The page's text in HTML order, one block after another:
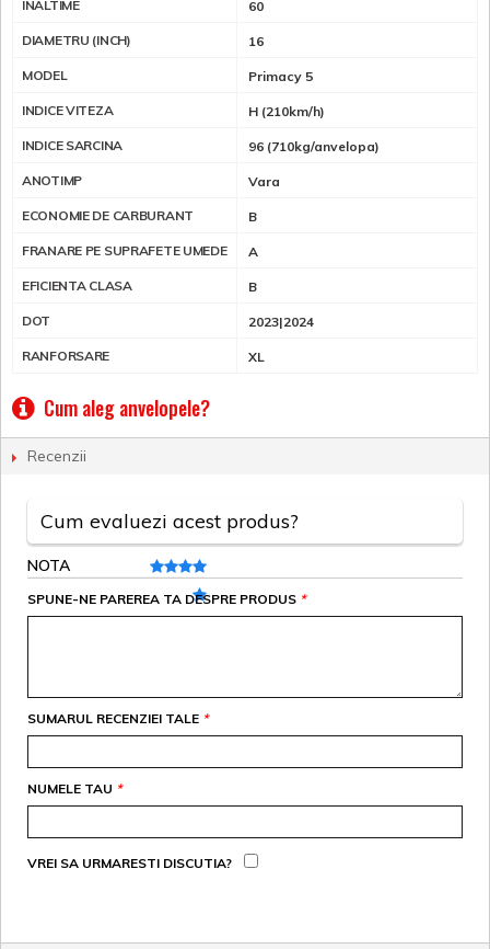
INALTIME 60
DIAMETRU (INCH) 16
MODEL Primacy 5
INDICE VITEZA H (210km/h)
INDICE SARCINA 96 (710kg/anvelopa)
ANOTIMP Vara
ECONOMIE DE CARBURANT B
FRANARE PE SUPRAFETE UMEDE A
EFICIENTA CLASA B
DOT 2023|2024
RANFORSARE XL
Cum aleg anvelopele?
Recenzii
Cum evaluezi acest produs?
NOTA
*
SPUNE-NE PAREREA TA DESPRE PRODUS
*
SUMARUL RECENZIEI TALE
*
NUMELE TAU
VREI SA URMARESTI DISCUTIA?